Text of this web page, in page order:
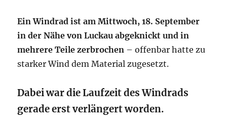
Ein Windrad ist am Mittwoch, 18. September
in der Nähe von Luckau abgeknickt und in
mehrere Teile zerbrochen – offenbar hatte zu
starker Wind dem Material zugesetzt.
Dabei war die Laufzeit des Windrads
gerade erst verlängert worden.